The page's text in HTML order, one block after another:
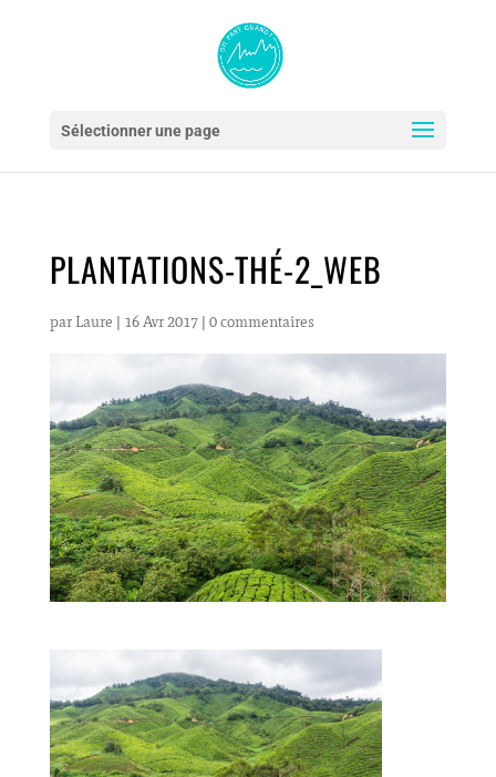
Sélectionner une page
PLANTATIONS-THÉ-2_WEB
par Laure | 16 Avr 2017| 0 commentaires